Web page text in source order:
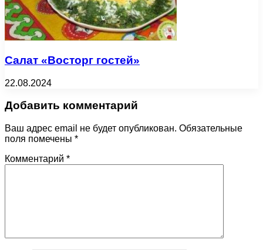
Салат «Восторг гостей»
22.08.2024
Добавить комментарий
Ваш адрес email не будет опубликован. Обязательные
поля помечены *
Комментарий *